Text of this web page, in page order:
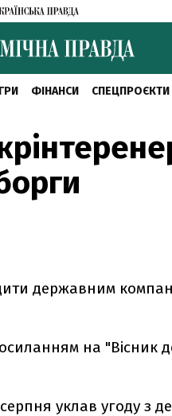
ФІНАНСИ СПЕЦПРОЄКТИ
державним
на "Вісник
уклав угоду з